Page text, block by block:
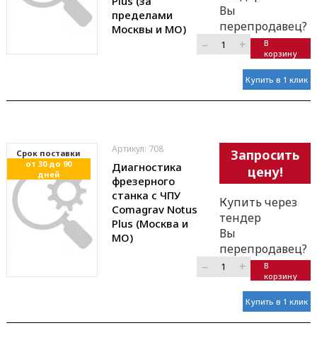
пределами
Москвы и МО)
Вы
перепродавец?
–
+
В
корзину
Купить в 1 клик
Cрок поставки
от 30 до 90
дней
Артикул: 708
Диагностика
фрезерного
станка с ЧПУ
Comagrav Notus
Plus (Москва и
МО)
Запросить
цену!
Купить через
тендер
Вы
перепродавец?
–
+
В
корзину
Купить в 1 клик